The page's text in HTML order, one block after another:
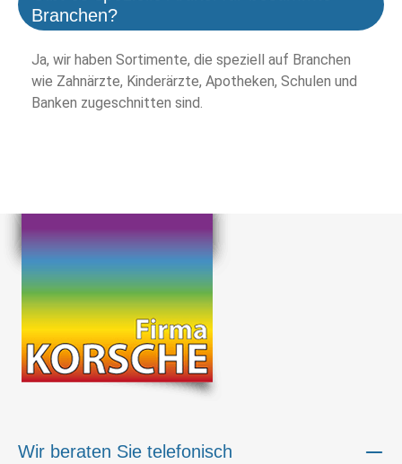
Branchen?
Ja, wir haben Sortimente, die speziell auf Branchen
wie Zahnärzte, Kinderärzte, Apotheken, Schulen und
Banken zugeschnitten sind.
Wir beraten Sie telefonisch